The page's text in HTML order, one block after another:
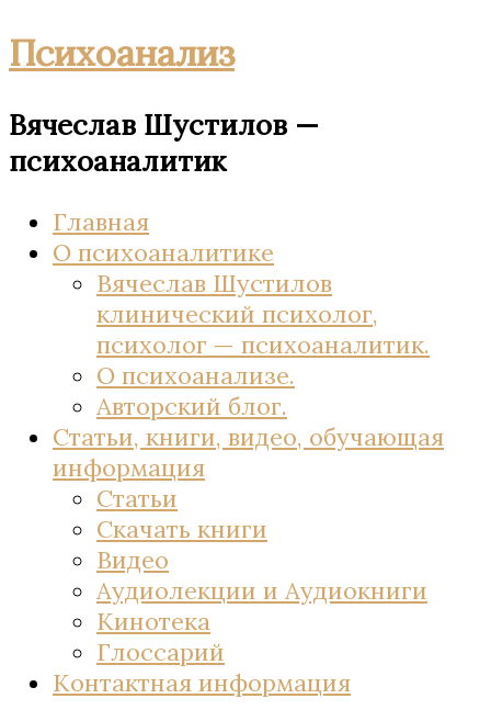
Психоанализ
Вячеслав Шустилов —
психоаналитик
Главная
О психоаналитике
Вячеслав Шустилов
клинический психолог,
психолог — психоаналитик.
О психоанализе.
Авторский блог.
Статьи, книги, видео, обучающая
информация
Статьи
Скачать книги
Видео
Аудиолекции и Аудиокниги
Кинотека
Глоссарий
Контактная информация